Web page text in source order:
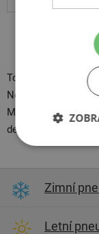
To správné
Nezapomeňte
Moto-tip:
dezénu a tlaku v
Zimní
Letní